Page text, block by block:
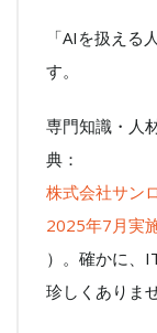
「AIを扱える
す。
専門知識・人
典：
株式会社サン
2025年7月実
）。確かに、
珍しくありませ